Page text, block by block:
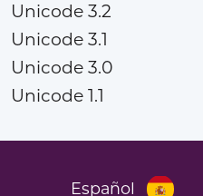
Unicode 3.2
Unicode 3.1
Unicode 3.0
Unicode 1.1
Español